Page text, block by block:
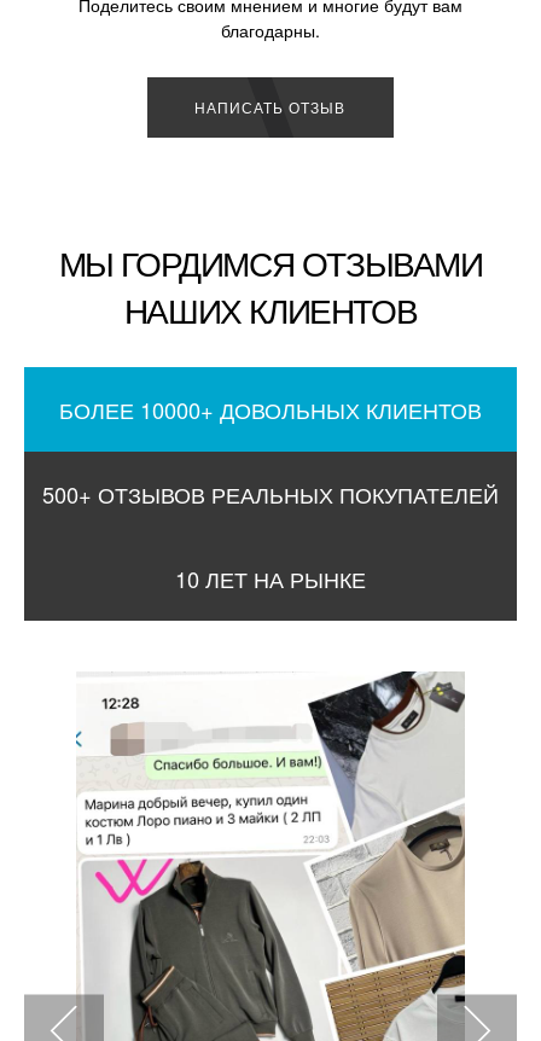
благодарны.
НАПИСАТЬ ОТЗЫВ
МЫ ГОРДИМСЯ ОТЗЫВАМИ
НАШИХ КЛИЕНТОВ
БОЛЕЕ 10000+ ДОВОЛЬНЫХ КЛИЕНТОВ
500+ ОТЗЫВОВ РЕАЛЬНЫХ ПОКУПАТЕЛЕЙ
10 ЛЕТ НА РЫНКЕ